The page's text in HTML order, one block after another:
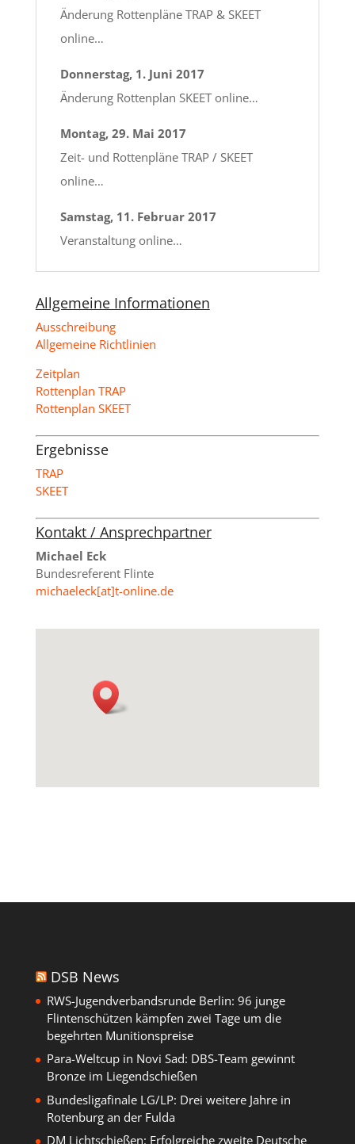
Änderung Rottenpläne TRAP & SKEET
online…
Donnerstag, 1. Juni 2017
Änderung Rottenplan SKEET online…
Montag, 29. Mai 2017
Zeit- und Rottenpläne TRAP / SKEET
online…
Samstag, 11. Februar 2017
Veranstaltung online…
Allgemeine Informationen
Ausschreibung
Allgemeine Richtlinien
Zeitplan
Rottenplan TRAP
Rottenplan SKEET
Ergebnisse
TRAP
SKEET
Kontakt / Ansprechpartner
Michael Eck
Bundesreferent Flinte
michaeleck[at]t-online.de
DSB News
RWS-Jugendverbandsrunde Berlin: 96 junge
Flintenschützen kämpfen zwei Tage um die
begehrten Munitionspreise
Para-Weltcup in Novi Sad: DBS-Team gewinnt
Bronze im Liegendschießen
Bundesligafinale LG/LP: Drei weitere Jahre in
Rotenburg an der Fulda
DM Lichtschießen: Erfolgreiche zweite Deutsche